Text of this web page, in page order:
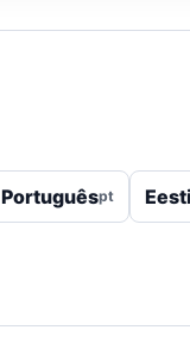
Portuguêspt Eesti